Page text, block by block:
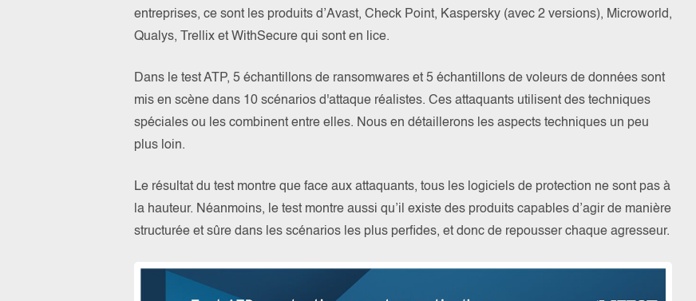
entreprises, ce sont les produits d’Avast, Check Point, Kaspersky (avec 2 versions), Microworld,
Qualys, Trellix et WithSecure qui sont en lice.
Dans le test ATP, 5 échantillons de ransomwares et 5 échantillons de voleurs de données sont
mis en scène dans 10 scénarios d'attaque réalistes. Ces attaquants utilisent des techniques
spéciales ou les combinent entre elles. Nous en détaillerons les aspects techniques un peu
plus loin.
Le résultat du test montre que face aux attaquants, tous les logiciels de protection ne sont pas à
la hauteur. Néanmoins, le test montre aussi qu’il existe des produits capables d’agir de manière
structurée et sûre dans les scénarios les plus perfides, et donc de repousser chaque agresseur.